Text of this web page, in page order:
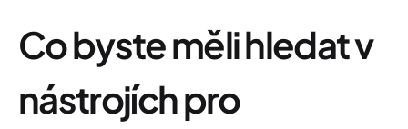
Co byste měli hledat v
nástrojích pro